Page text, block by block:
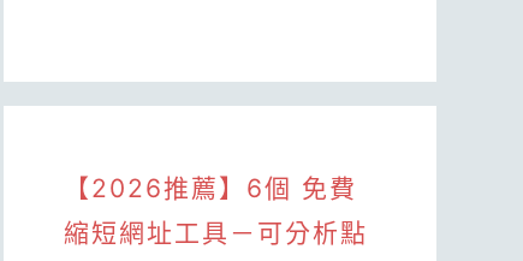
【2026推薦】6個 免費
縮短網址工具－可分析點